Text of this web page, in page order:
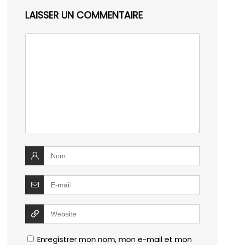
LAISSER UN COMMENTAIRE
Enregistrer mon nom, mon e-mail et mon